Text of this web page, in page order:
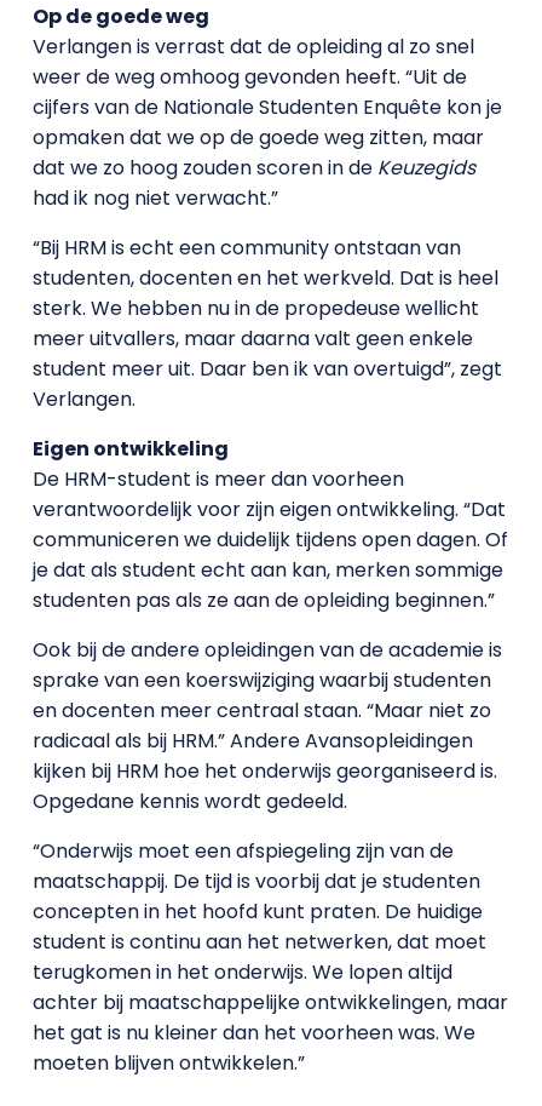
Op de goede weg
Verlangen is verrast dat de opleiding al zo snel
weer de weg omhoog gevonden heeft. “Uit de
cijfers van de Nationale Studenten Enquête kon je
opmaken dat we op de goede weg zitten, maar
dat we zo hoog zouden scoren in de Keuzegids
had ik nog niet verwacht.”
“Bij HRM is echt een community ontstaan van
studenten, docenten en het werkveld. Dat is heel
sterk. We hebben nu in de propedeuse wellicht
meer uitvallers, maar daarna valt geen enkele
student meer uit. Daar ben ik van overtuigd”, zegt
Verlangen.
Eigen ontwikkeling
De HRM-student is meer dan voorheen
verantwoordelijk voor zijn eigen ontwikkeling. “Dat
communiceren we duidelijk tijdens open dagen. Of
je dat als student echt aan kan, merken sommige
studenten pas als ze aan de opleiding beginnen.”
Ook bij de andere opleidingen van de academie is
sprake van een koerswijziging waarbij studenten
en docenten meer centraal staan. “Maar niet zo
radicaal als bij HRM.” Andere Avansopleidingen
kijken bij HRM hoe het onderwijs georganiseerd is.
Opgedane kennis wordt gedeeld.
“Onderwijs moet een afspiegeling zijn van de
maatschappij. De tijd is voorbij dat je studenten
concepten in het hoofd kunt praten. De huidige
student is continu aan het netwerken, dat moet
terugkomen in het onderwijs. We lopen altijd
achter bij maatschappelijke ontwikkelingen, maar
het gat is nu kleiner dan het voorheen was. We
moeten blijven ontwikkelen.”